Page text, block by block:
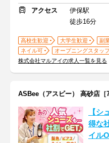
アクセス
伊保駅
徒歩16分
高校生歓迎 大学生歓迎
副
ネイル可
オープニングスタッフ
株式会社マルアイの求人一覧を見る
ASBee（アスビー） 高砂店［
【シ
得な
イル